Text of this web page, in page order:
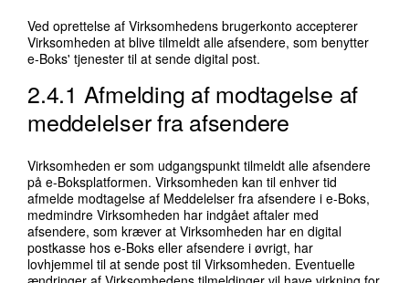
Ved oprettelse af Virksomhedens brugerkonto accepterer
Virksomheden at blive tilmeldt alle afsendere, som benytter
e-Boks' tjenester til at sende digital post.
2.4.1 Afmelding af modtagelse af
meddelelser fra afsendere
Virksomheden er som udgangspunkt tilmeldt alle afsendere
på e-Boksplatformen. Virksomheden kan til enhver tid
afmelde modtagelse af Meddelelser fra afsendere i e-Boks,
medmindre Virksomheden har indgået aftaler med
afsendere, som kræver at Virksomheden har en digital
postkasse hos e-Boks eller afsendere i øvrigt, har
lovhjemmel til at sende post til Virksomheden. Eventuelle